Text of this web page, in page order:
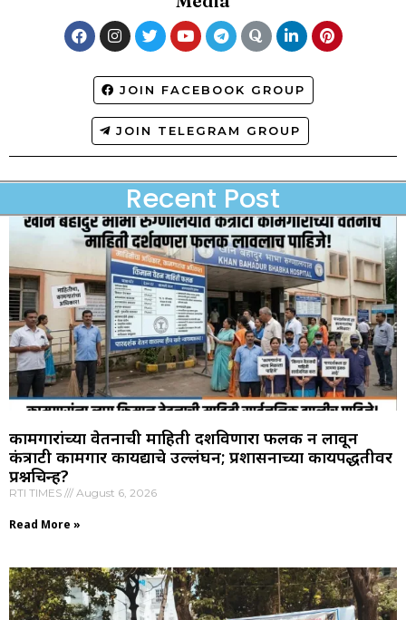
JOIN FACEBOOK GROUP
JOIN TELEGRAM GROUP
Recent Post
कामगारांच्या वेतनाची माहिती दर्शविणारा फलक न लावून
कंत्राटी कामगार कायद्याचे उल्लंघन; प्रशासनाच्या कार्यपद्धतीवर
प्रश्नचिन्ह?
RTI TIMES August 6, 2026
Read More »